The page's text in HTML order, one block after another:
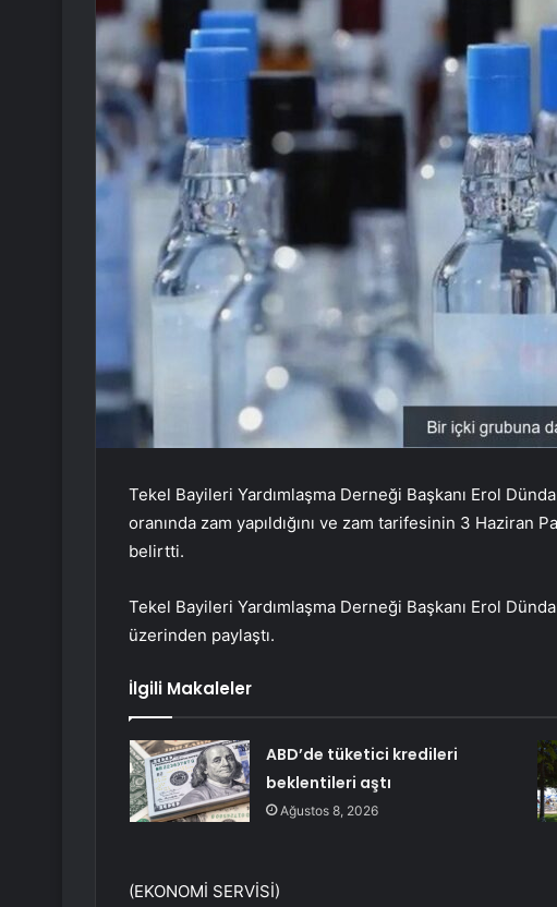
Tekel Bayileri Yardımlaşma Derneği Başkanı Erol
oranında zam yapıldığını ve zam tarifesinin 3 Haziran
belirtti.
Tekel Bayileri Yardımlaşma Derneği Başkanı Erol
üzerinden paylaştı.
İlgili Makaleler
ABD’de tüketici kredileri
beklentileri aştı
Ağustos 8, 2026
(EKONOMİ SERVİSİ)